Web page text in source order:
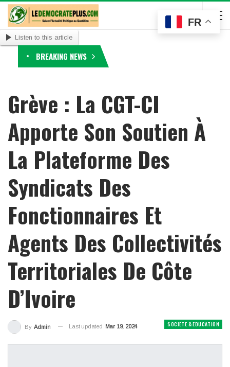
Listen to this article
BREAKING NEWS
Grève : La CGT-CI
Apporte Son Soutien À
La Plateforme Des
Syndicats Des
Fonctionnaires Et
Agents Des Collectivités
Territoriales De Côte
D’Ivoire
SOCIETE & EDUCATION
By Admin Last updated Mar 19, 2024
FR